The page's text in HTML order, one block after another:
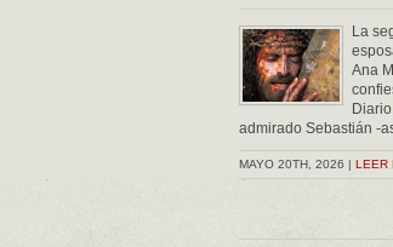
La
Ana
admirado Sebastián -
MAYO 20TH, 2026 | LEER